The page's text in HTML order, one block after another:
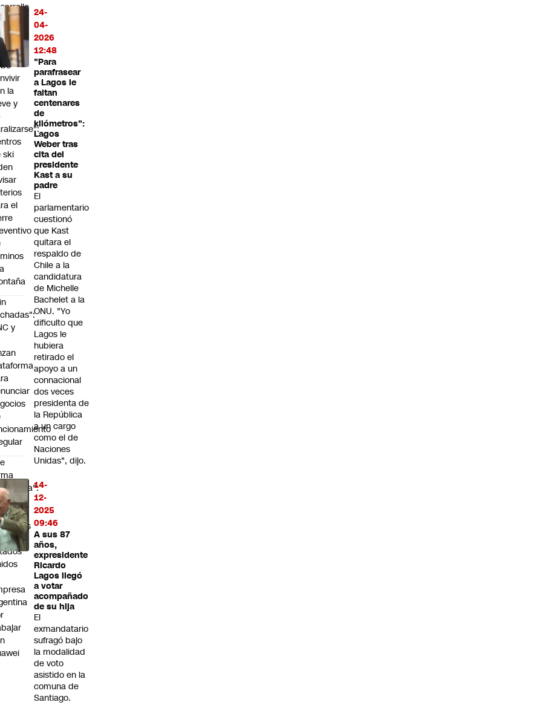
24-
04-
2026
12:48
"Para
parafrasear
a Lagos le
faltan
centenares
de
kilómetros":
Lagos
Weber tras
cita del
presidente
Kast a su
padre
El
parlamentario
cuestionó
que Kast
quitara el
respaldo de
Chile a la
candidatura
de Michelle
Bachelet a la
ONU. "Yo
dificulto que
Lagos le
hubiera
retirado el
apoyo a un
connacional
dos veces
presidenta de
la República
a un cargo
como el de
Naciones
Unidas", dijo.
14-
12-
2025
09:46
A sus 87
años,
expresidente
Ricardo
Lagos llegó
a votar
acompañado
de su hija
El
exmandatario
sufragó bajo
la modalidad
de voto
asistido en la
comuna de
Santiago.
la
y
ski
el
y